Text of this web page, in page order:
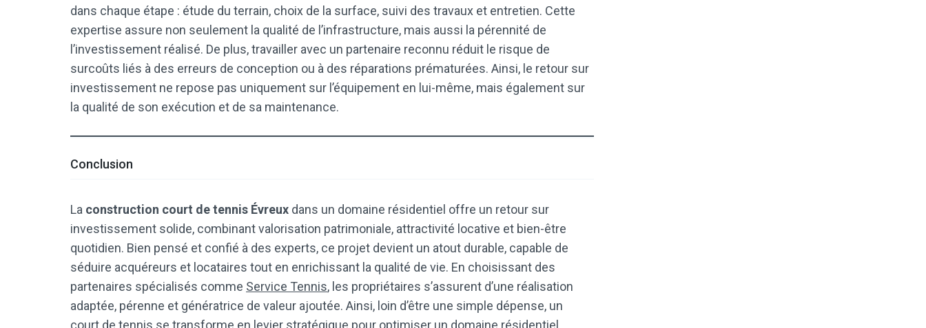
dans chaque étape : étude du terrain, choix de la surface, suivi des travaux et entretien. Cette
expertise assure non seulement la qualité de l’infrastructure, mais aussi la pérennité de
l’investissement réalisé. De plus, travailler avec un partenaire reconnu réduit le risque de
surcoûts liés à des erreurs de conception ou à des réparations prématurées. Ainsi, le retour sur
investissement ne repose pas uniquement sur l’équipement en lui-même, mais également sur
la qualité de son exécution et de sa maintenance.
Conclusion
La construction court de tennis Évreux dans un domaine résidentiel offre un retour sur
investissement solide, combinant valorisation patrimoniale, attractivité locative et bien-être
quotidien. Bien pensé et confié à des experts, ce projet devient un atout durable, capable de
séduire acquéreurs et locataires tout en enrichissant la qualité de vie. En choisissant des
partenaires spécialisés comme Service Tennis, les propriétaires s’assurent d’une réalisation
adaptée, pérenne et génératrice de valeur ajoutée. Ainsi, loin d’être une simple dépense, un